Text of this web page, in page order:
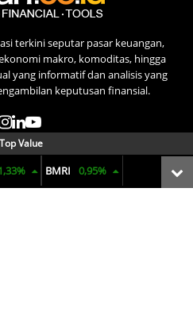
Top Value
BMRI 0,95%
terkini seputar pasar keuangan,
makro, komoditas, hingga
yang informatif dan analisis yang
keputusan finansial.